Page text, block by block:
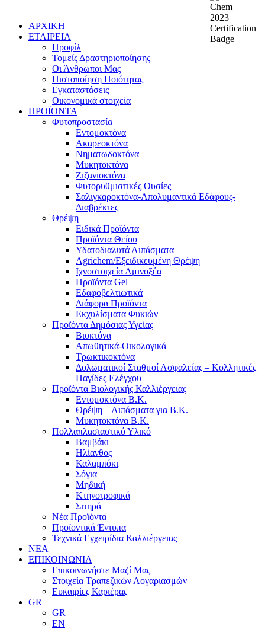
ΑΡΧΙΚΗ
ΕΤΑΙΡΕΙΑ
Προφίλ
Τομείς Δραστηριοποίησης
Οι Άνθρωποι Μας
Πιστοποίηση Ποιότητας
Εγκαταστάσεις
Οικονομικά στοιχεία
ΠΡΟΪΟΝΤΑ
Φυτοπροστασία
Εντομοκτόνα
Ακαρεοκτόνα
Νηματωδοκτόνα
Μυκητοκτόνα
Ζιζανιοκτόνα
Φυτορυθμιστικές Ουσίες
Σαλιγκαροκτόνα-Απολυμαντικά Εδάφους-
Διαβρέκτες
Θρέψη
Ειδικά Προϊόντα
Προϊόντα Θείου
Υδατοδιαλυτά Λιπάσματα
Agrichem/Εξειδικευμένη Θρέψη
Ιχνοστοιχεία Αμινοξέα
Προϊόντα Gel
Εδαφοβελτιωτικά
Διάφορα Προϊόντα
Εκχυλίσματα Φυκιών
Προϊόντα Δημόσιας Υγείας
Βιοκτόνα
Απωθητικά-Οικολογικά
Τρωκτικοκτόνα
Δολωματικοί Σταθμοί Ασφαλείας – Κολλητικές
Παγίδες Ελέγχου
Προϊόντα Βιολογικής Καλλιέργειας
Εντομοκτόνα Β.Κ.
Θρέψη – Λιπάσματα για Β.Κ.
Μυκητοκτόνα Β.Κ.
Πολλαπλασιαστικό Υλικό
Βαμβάκι
Ηλίανθος
Καλαμπόκι
Σόγια
Μηδική
Κτηνοτροφικά
Σιτηρά
Νέα Προϊόντα
Προϊοντικά Έντυπα
Τεχνικά Εγχειρίδια Καλλιέργειας
ΝΕΑ
ΕΠΙΚΟΙΝΩΝΙΑ
Επικοινωνήστε Μαζί Μας
Στοιχεία Τραπεζικών Λογαριασμών
Ευκαιρίες Καριέρας
GR
GR
EN